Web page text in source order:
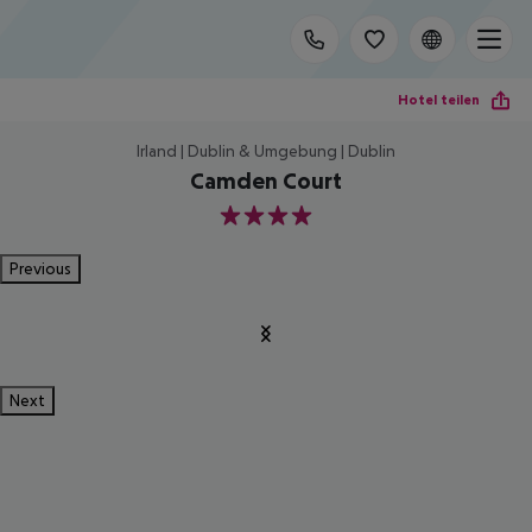
Hotel teilen
Irland | Dublin & Umgebung | Dublin
Camden Court
4
Previous
Next